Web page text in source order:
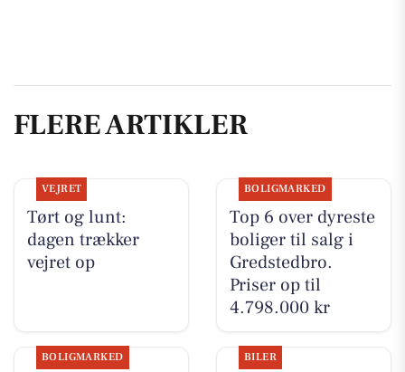
FLERE ARTIKLER
VEJRET
Tørt og lunt:
dagen trækker
vejret op
BOLIGMARKED
Top 6 over dyreste
boliger til salg i
Gredstedbro.
Priser op til
4.798.000 kr
BOLIGMARKED BILER